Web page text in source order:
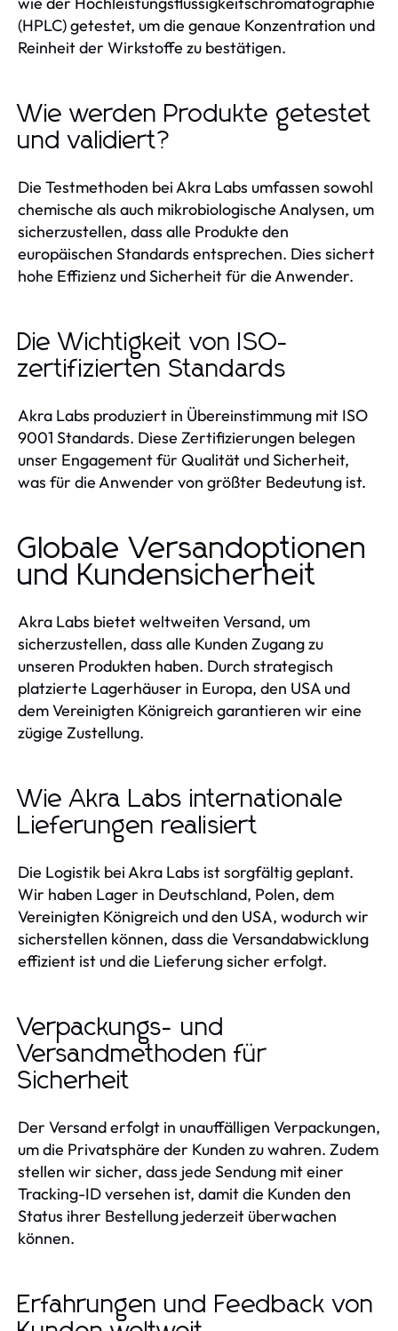
(HPLC) getestet, um die genaue Konzentration und
Reinheit der Wirkstoffe zu bestätigen.
Wie werden Produkte getestet
und validiert?
Die Testmethoden bei Akra Labs umfassen sowohl
chemische als auch mikrobiologische Analysen, um
sicherzustellen, dass alle Produkte den
europäischen Standards entsprechen. Dies sichert
hohe Effizienz und Sicherheit für die Anwender.
Die Wichtigkeit von ISO-
zertifizierten Standards
Akra Labs produziert in Übereinstimmung mit ISO
9001 Standards. Diese Zertifizierungen belegen
unser Engagement für Qualität und Sicherheit,
was für die Anwender von größter Bedeutung ist.
Globale Versandoptionen
und Kundensicherheit
Akra Labs bietet weltweiten Versand, um
sicherzustellen, dass alle Kunden Zugang zu
unseren Produkten haben. Durch strategisch
platzierte Lagerhäuser in Europa, den USA und
dem Vereinigten Königreich garantieren wir eine
zügige Zustellung.
Wie Akra Labs internationale
Lieferungen realisiert
Die Logistik bei Akra Labs ist sorgfältig geplant.
Wir haben Lager in Deutschland, Polen, dem
Vereinigten Königreich und den USA, wodurch wir
sicherstellen können, dass die Versandabwicklung
effizient ist und die Lieferung sicher erfolgt.
Verpackungs- und
Versandmethoden für
Sicherheit
Der Versand erfolgt in unauffälligen Verpackungen,
um die Privatsphäre der Kunden zu wahren. Zudem
stellen wir sicher, dass jede Sendung mit einer
Tracking-ID versehen ist, damit die Kunden den
Status ihrer Bestellung jederzeit überwachen
können.
Erfahrungen und Feedback von